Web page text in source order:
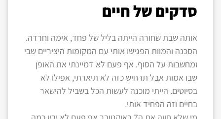
סדקים של חיים
אותה שבת שחורה הייתה בליל של פחד, אימה וחרדה.
הסכנה והמוות הפגישו אותי עם המקומות היציריים שבי
ומחשבות על הסוף. אף פעם לא דמיינתי את האופן
שבו אמות אבל תרחיש כזה לא תיארתי, אפילו לא
בסיוטים. הייתי מוכנה לעשות הכל בשביל להישאר
בחיים וזה הפחיד אותי.